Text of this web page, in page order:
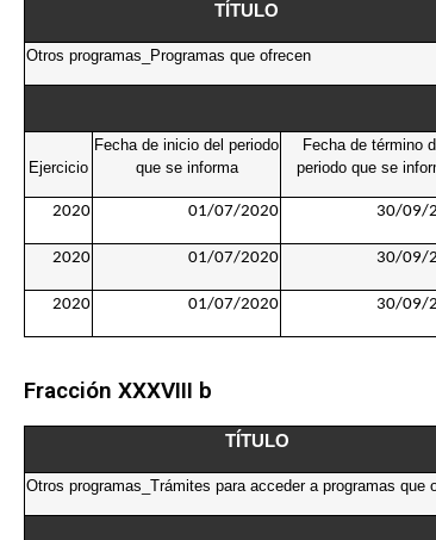
TÍTULO
Otros programas_Programas que ofrecen
Ejercicio
Fecha de inicio del periodo
que se informa
Fecha de término
periodo que se
2020 01/07/2020 30/09/
2020 01/07/2020 30/09/
2020 01/07/2020 30/09/
Fracción XXXVIII b
TÍTULO
Otros programas_Trámites para acceder a programas que